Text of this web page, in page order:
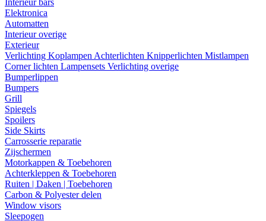
Interieur bars
Elektronica
Automatten
Interieur overige
Exterieur
Verlichting Koplampen Achterlichten Knipperlichten Mistlampen
Corner lichten Lampensets Verlichting overige
Bumperlippen
Bumpers
Grill
Spiegels
Spoilers
Side Skirts
Carrosserie reparatie
Zijschermen
Motorkappen & Toebehoren
Achterkleppen & Toebehoren
Ruiten | Daken | Toebehoren
Carbon & Polyester delen
Window visors
Sleepogen